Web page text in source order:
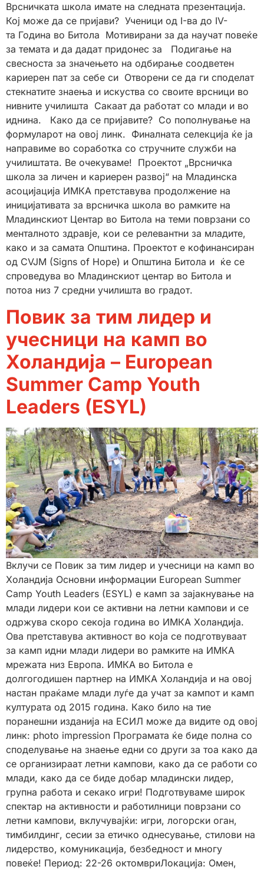
Врсничката школа имате на следната презентација.
Кој може да се пријави? Ученици од I-ва до IV-
та Година во Битола Мотивирани за да научат повеќе
за темата и да дадат придонес за Подигање на
свесноста за значењето на одбирање соодветен
кариерен пат за себе си Отворени се да ги споделат
стекнатите знаења и искуства со своите врсници во
нивните училишта Сакаат да работат со млади и во
иднина. Како да се пријавите? Со пополнување на
формуларот на овој линк. Финалната селекција ќе ја
направиме во соработка со стручните служби на
училиштата. Ве очекуваме! Проектот „Врсничка
школа за личен и кариерен развој“ на Младинска
асоцијација ИМКА претставува продолжение на
иницијативата за врсничка школа во рамките на
Младинскиот Центар во Битола на теми поврзани со
менталното здравје, кои се релевантни за младите,
како и за самата Општина. Проектот е кофинансиран
од CVJM (Signs of Hope) и Општина Битола и ќе се
спроведува во Младинскиот центар во Битола и
потоа низ 7 средни училишта во градот.
Повик за тим лидер и
учесници на камп во
Холандија – European
Summer Camp Youth
Leaders (ESYL)
Вклучи се Повик за тим лидер и учесници на камп во
Холандија Основни информации European Summer
Camp Youth Leaders (ESYL) е камп за зајакнување на
млади лидери кои се активни на летни кампови и се
одржува скоро секоја година во ИМКА Холандија.
Ова претставува активност во која се подготвуваат
за камп идни млади лидери во рамките на ИМКА
мрежата низ Европа. ИМКА во Битола е
долгогодишен партнер на ИМКА Холандија и на овој
настан праќаме млади луѓе да учат за кампот и камп
културата од 2015 година. Како било на тие
поранешни изданија на ЕСИЛ може да видите од овој
линк: photo impression Програмата ќе биде полна со
споделување на знаење едни со други за тоа како да
се организираат летни кампови, како да се работи со
млади, како да се биде добар младински лидер,
групна работа и секако игри! Подготвуваме широк
спектар на активности и работилници поврзани со
летни кампови, вклучувајќи: игри, логорски оган,
тимбилдинг, сесии за етичко однесување, стилови на
лидерство, комуникација, безбедност и многу
повеќе! Период: 22-26 октомвриЛокација: Омен,